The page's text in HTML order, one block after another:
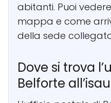
abitanti. Puoi
mappa e come
della sede
Dove si trova
Belforte